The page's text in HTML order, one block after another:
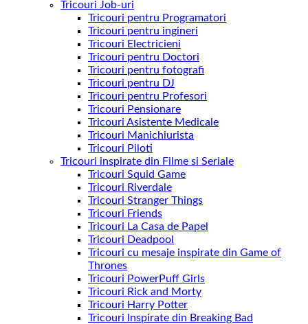
Tricouri Job-uri
Tricouri pentru Programatori
Tricouri pentru ingineri
Tricouri Electricieni
Tricouri pentru Doctori
Tricouri pentru fotografi
Tricouri pentru DJ
Tricouri pentru Profesori
Tricouri Pensionare
Tricouri Asistente Medicale
Tricouri Manichiurista
Tricouri Piloti
Tricouri inspirate din Filme si Seriale
Tricouri Squid Game
Tricouri Riverdale
Tricouri Stranger Things
Tricouri Friends
Tricouri La Casa de Papel
Tricouri Deadpool
Tricouri cu mesaje inspirate din Game of
Thrones
Tricouri PowerPuff Girls
Tricouri Rick and Morty
Tricouri Harry Potter
Tricouri Inspirate din Breaking Bad